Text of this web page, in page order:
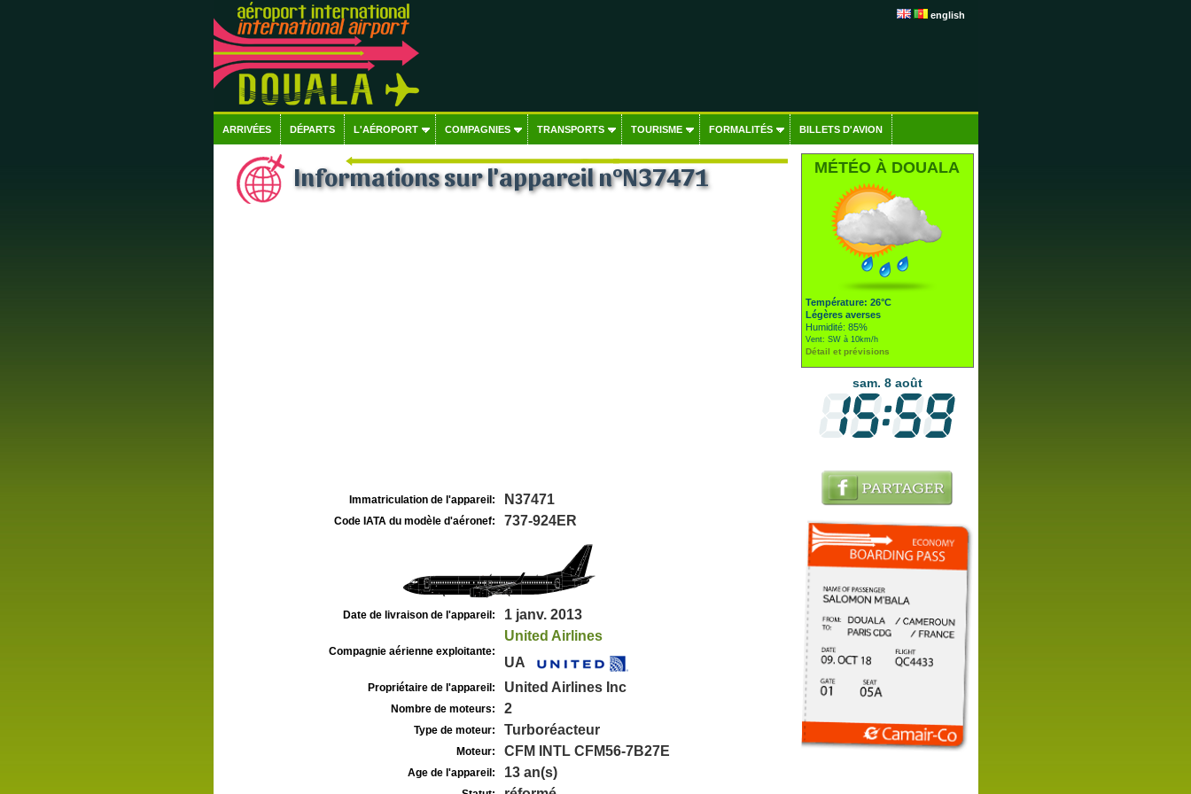
english
ARRIVÉES DÉPARTS L'AÉROPORT COMPAGNIES TRANSPORTS TOURISME FORMALITÉS BILLETS D'AVION
Informations sur l'appareil n°N37471
Immatriculation de l'appareil: N37471
Code IATA du modèle d'aéronef: 737-924ER
Date de livraison de l'appareil: 1 janv. 2013
Compagnie aérienne exploitante:
United Airlines
UA
Propriétaire de l'appareil: United Airlines Inc
Nombre de moteurs: 2
Type de moteur: Turboréacteur
Moteur: CFM INTL CFM56-7B27E
Age de l'appareil: 13 an(s)
MÉTÉO À DOUALA
Température: 26°C
Légères averses
Humidité: 85%
Vent: SW à 10km/h
Détail et prévisions
sam. 8 août